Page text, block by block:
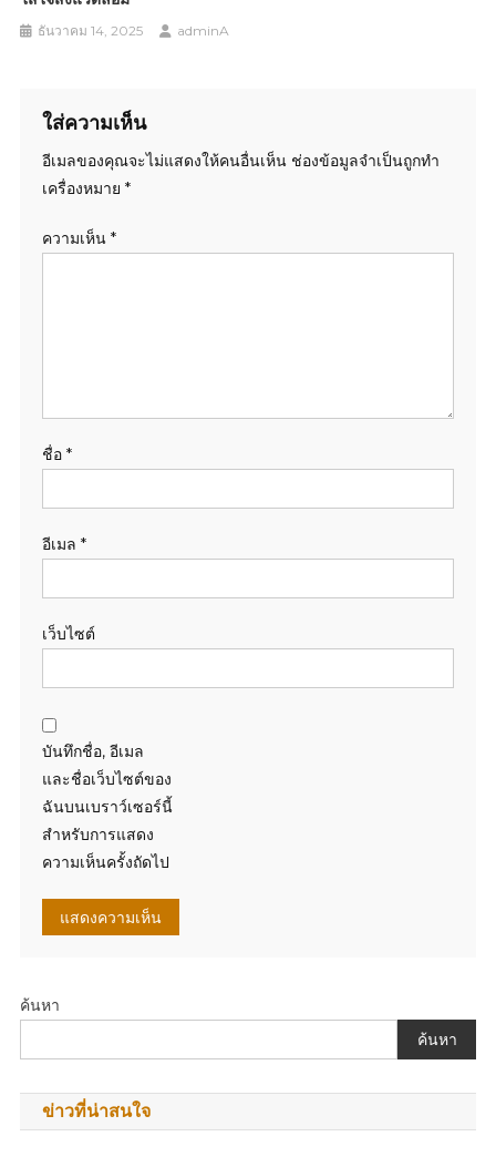
ธันวาคม 14, 2025 adminA
ใส่ความเห็น
อีเมลของคุณจะไม่แสดงให้คนอื่นเห็น ช่องข้อมูลจำเป็นถูกทำ
เครื่องหมาย *
ความเห็น *
ชื่อ *
อีเมล *
เว็บไซต์
บันทึกชื่อ, อีเมล
และชื่อเว็บไซต์ของ
ฉันบนเบราว์เซอร์นี้
สำหรับการแสดง
ความเห็นครั้งถัดไป
ค้นหา
ค้นหา
ข่าวที่น่าสนใจ